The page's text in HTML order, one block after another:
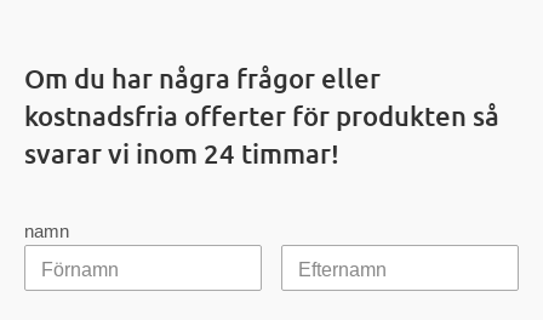
Om du har några frågor eller
kostnadsfria offerter för produkten så
svarar vi inom 24 timmar!
namn